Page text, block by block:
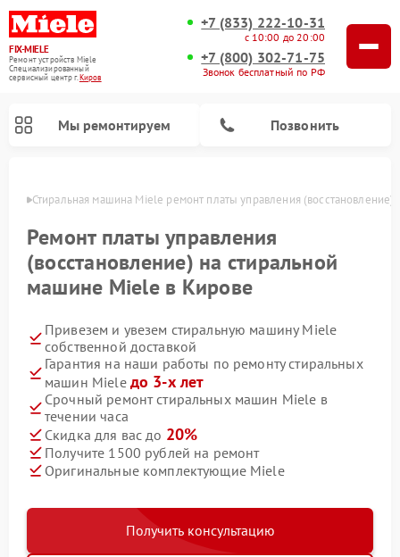
FIX-MIELE
Ремонт устройств Miele
Специализированный
cервисный центр г.Киров
+7 (833) 222-10-31
с 10:00 до 20:00
+7 (800) 302-71-75
Звонок бесплатный по РФ
Мы ремонтируем Позвонить
Стиральная машина Miele ремонт платы управления (восстановление)
Ремонт платы управления
(восстановление) на стиральной
машине Miele в Кирове
Привезем и увезем стиральную машину Miele
собственной доставкой
Гарантия на наши работы по ремонту стиральных
машин Miele до 3-х лет
Срочный ремонт стиральных машин Miele в
течении часа
Скидка для вас до 20%
Получите 1500 рублей на ремонт
Оригинальные комплектующие Miele
Получить консультацию